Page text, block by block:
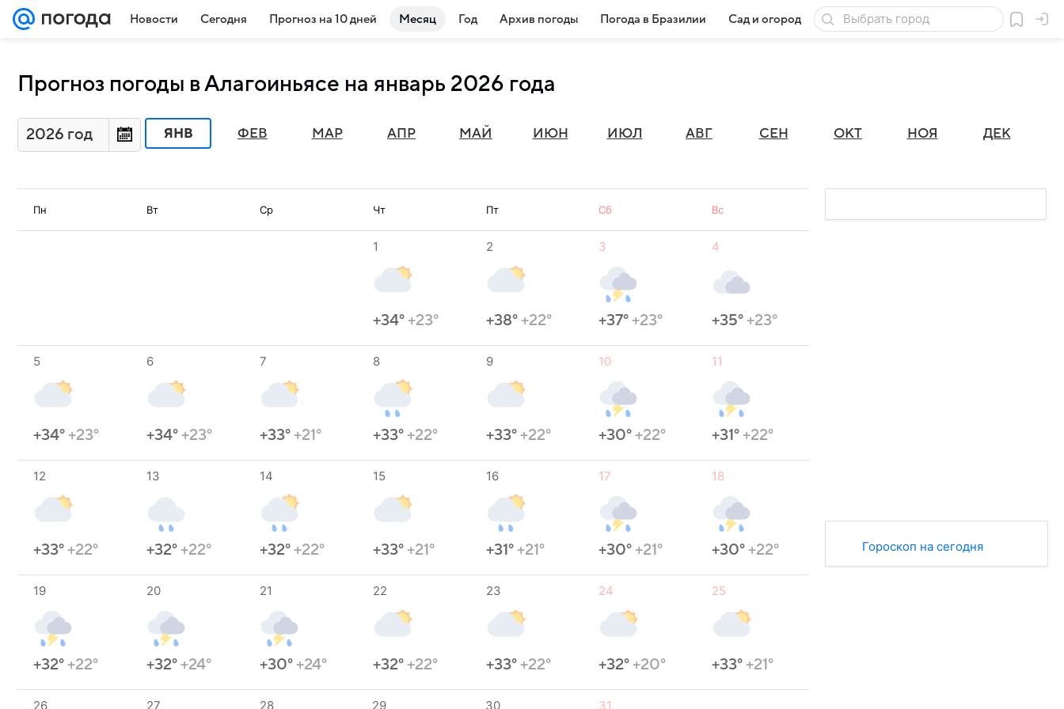
Новости Сегодня Прогноз на 10 дней Месяц Год Архив погоды Погода в Бразилии Сад и огород Товары для дачи
Прогноз погоды в Алагоиньясе на январь 2026 года
2026 год ЯНВ ФЕВ МАР АПР МАЙ ИЮН ИЮЛ АВГ СЕН ОКТ НОЯ ДЕК
Пн Вт Ср Чт Пт Сб Вс
1
+34°+23°
2
+38°+22°
3
+37°+23°
4
+35°+23°
5
+34°+23°
6
+34°+23°
7
+33°+21°
8
+33°+22°
9
+33°+22°
10
+30°+22°
11
+31°+22°
12
+33°+22°
13
+32°+22°
14
+32°+22°
15
+33°+21°
16
+31°+21°
17
+30°+21°
18
+30°+22°
19
+32°+22°
20
+32°+24°
21
+30°+24°
22
+32°+22°
23
+33°+22°
24
+32°+20°
25
+33°+21°
26 27 28 29 30 31
Гороскоп на сегодня